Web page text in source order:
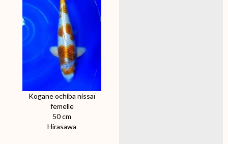
Kogane ochiba nissaï
femelle
50 cm
Hirasawa